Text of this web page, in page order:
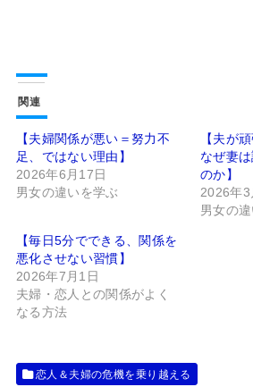
関連
【夫婦関係が悪い＝努力不
足、ではない理由】
2026年6月17日
男女の違いを学ぶ
【夫が
なぜ妻
のか】
2026年3
男女の
【毎日5分でできる、関係を
悪化させない習慣】
2026年7月1日
夫婦・恋人との関係がよく
なる方法
恋人＆夫婦の危機を乗り越える